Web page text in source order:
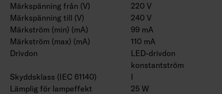
Märkspänning från (V)
220 V
Märkspänning till (V)
240 V
Märkström (min) (mA)
99 mA
Märkström (max) (mA)
110 mA
Drivdon
LED-drivdon
konstantström
Skyddsklass (IEC 61140)
I
Lämplig för lampeffekt
25 W